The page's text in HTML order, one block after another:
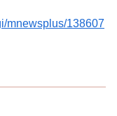
mnewsplus/138607